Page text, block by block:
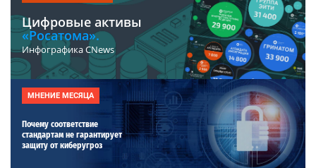
Цифровые активы
«Росатома».
Инфографика CNews
МНЕНИЕ МЕСЯЦА
Почему соответствие
стандартам не гарантирует
защиту от киберугроз